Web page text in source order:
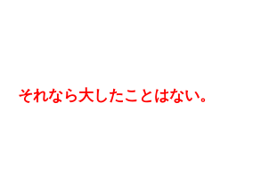
それなら大したことはない。